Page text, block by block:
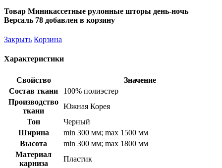
Товар Миникассетные рулонные шторы день-ночь
Версаль 78 добавлен в корзину
Закрыть Корзина
Характеристики
Свойство
Значение
Состав ткани
100% полиэстер
Производство
ткани
Южная Корея
Тон
Черный
Ширина
min 300 мм; max 1500 мм
Высота
min 300 мм; max 1800 мм
Материал
карниза
Пластик